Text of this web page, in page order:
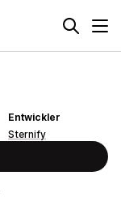
Entwickler
Sternify